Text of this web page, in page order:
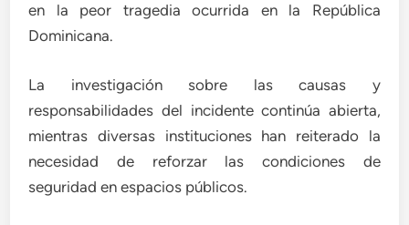
en la peor tragedia ocurrida en la República
Dominicana.
La investigación sobre las causas y
responsabilidades del incidente continúa abierta,
mientras diversas instituciones han reiterado la
necesidad de reforzar las condiciones de
seguridad en espacios públicos.